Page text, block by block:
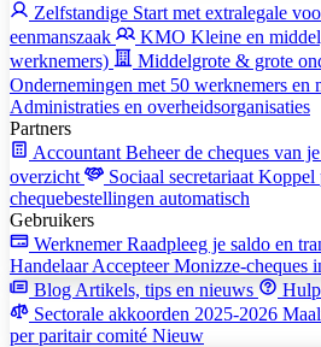
Zelfstandige Start met extralegale
eenmanszaak
KMO Kleine en
werknemers)
Middelgrote & grote
Ondernemingen met 50 werknemers en
Administraties en overheidsorganisaties
Partners
Accountant Beheer de cheques van
overzicht
Sociaal secretariaat Koppel
chequebestellingen automatisch
Gebruikers
WerknemerRaadpleeg je saldo en
HandelaarAccepteer Monizze-cheques
Blog Artikels, tips en nieuws Hulp
Sectorale akkoorden 2025-2026
per paritair comité Nieuw